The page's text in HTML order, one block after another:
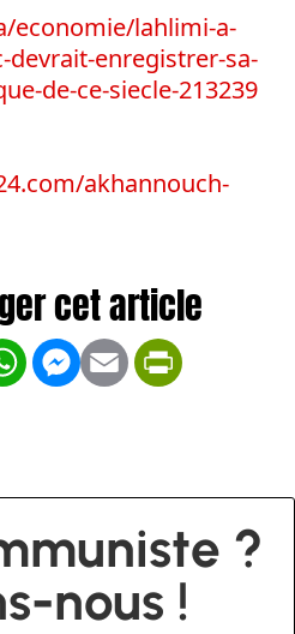
economie/lahlimi-a-
devrait-enregistrer-sa-
de-ce-siecle-213239
akhannouch-
WhatsApp
Messenger
Email
?
nous !